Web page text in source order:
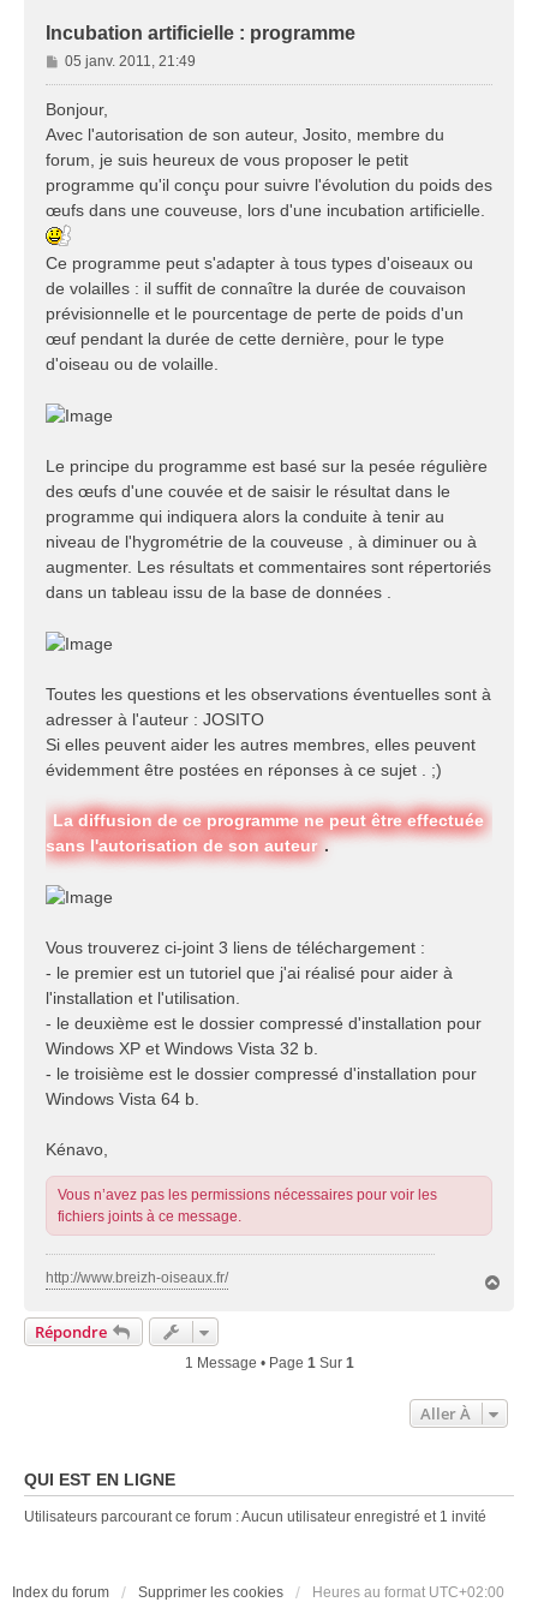
Incubation artificielle : programme
M
e
s
g
e
05 janv. 2011, 21:49
Bonjour,
Avec l'autorisation de son auteur, Josito, membre du
forum, je suis heureux de vous proposer le petit
programme qu'il conçu pour suivre l'évolution du poids des
œufs dans une couveuse, lors d'une incubation artificielle.
Ce programme peut s'adapter à tous types d'oiseaux ou
de volailles : il suffit de connaître la durée de couvaison
prévisionnelle et le pourcentage de perte de poids d'un
œuf pendant la durée de cette dernière, pour le type
d'oiseau ou de volaille.
Le principe du programme est basé sur la pesée régulière
des œufs d'une couvée et de saisir le résultat dans le
programme qui indiquera alors la conduite à tenir au
niveau de l'hygrométrie de la couveuse , à diminuer ou à
augmenter. Les résultats et commentaires sont répertoriés
dans un tableau issu de la base de données .
Toutes les questions et les observations éventuelles sont à
adresser à l'auteur : JOSITO
Si elles peuvent aider les autres membres, elles peuvent
évidemment être postées en réponses à ce sujet . ;)
La diffusion de ce programme ne peut être effectuée
sans l'autorisation de son auteur .
Vous trouverez ci-joint 3 liens de téléchargement :
- le premier est un tutoriel que j'ai réalisé pour aider à
l'installation et l'utilisation.
- le deuxième est le dossier compressé d'installation pour
Windows XP et Windows Vista 32 b.
- le troisième est le dossier compressé d'installation pour
Windows Vista 64 b.
Kénavo,
Vous n’avez pas les permissions nécessaires pour voir les
fichiers joints à ce message.
http://www.breizh-oiseaux.fr/
Répondre
1 Message • Page 1 Sur 1
Aller À
QUI EST EN LIGNE
Utilisateurs parcourant ce forum : Aucun utilisateur enregistré et 1 invité
Index du forum Supprimer les cookies Heures au format UTC+02:00